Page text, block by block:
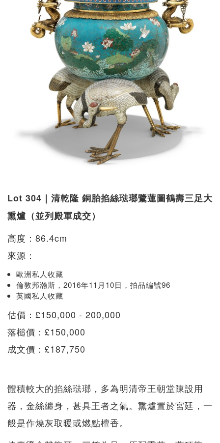
Lot 304｜清乾隆 銅胎掐絲琺瑯鷺蓮圖鶴壽三足大
熏爐（並列殿軍成交）
高度：86.4cm
來源：
歐洲私人收藏
倫敦邦瀚斯，2016年11月10日，拍品編號96
英國私人收藏
估價：£150,000 - 200,000
落槌價：£150,000
成文價：£187,750
體積較大的掐絲琺瑯，多為明清帝王朝堂陳設用
器，金絲纏身，甚具王者之氣。熏爐置於宮廷，一
般是作燒灰取暖或燃點檀香。